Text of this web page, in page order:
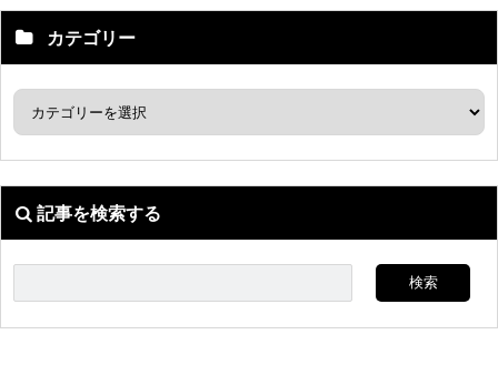
カテゴリー
記事を検索する